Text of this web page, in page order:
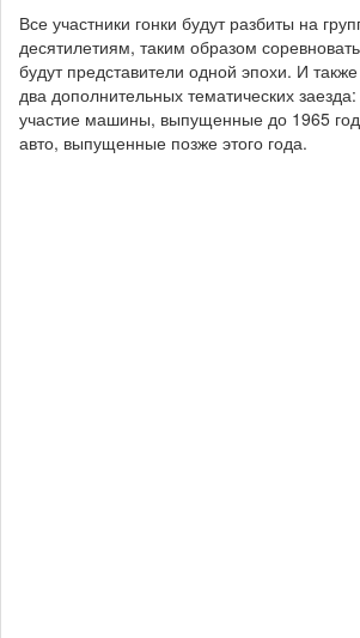
Все участники гонки будут разбиты на
десятилетиям, таким образом
будут представители одной эпохи. И
два дополнительных тематических
участие машины, выпущенные до 1965
авто, выпущенные позже этого года.